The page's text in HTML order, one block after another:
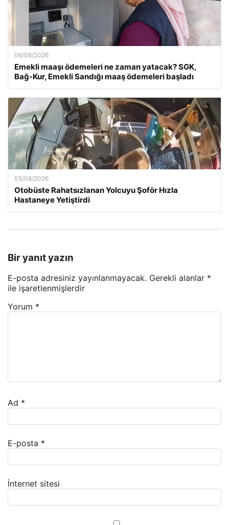
06/08/2026
Emekli maaşı ödemeleri ne zaman yatacak? SGK,
Bağ-Kur, Emekli Sandığı maaş ödemeleri başladı
05/08/2026
Otobüste Rahatsızlanan Yolcuyu Şoför Hızla
Hastaneye Yetiştirdi
Bir yanıt yazın
E-posta adresiniz yayınlanmayacak. Gerekli alanlar *
ile işaretlenmişlerdir
Yorum *
Ad *
E-posta *
İnternet sitesi